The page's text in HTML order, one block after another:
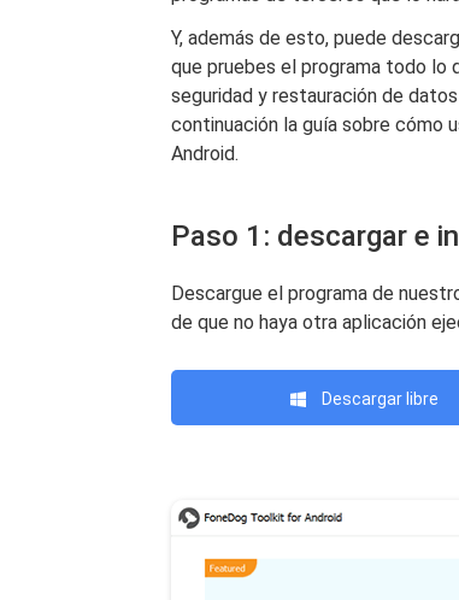
Y, además de esto, puede
que pruebes el programa todo lo
seguridad y restauración de
continuación la guía sobre cómo
Android.
Paso 1: descargar e
Descargue el programa de
de que no haya otra aplicación
Descargar libre